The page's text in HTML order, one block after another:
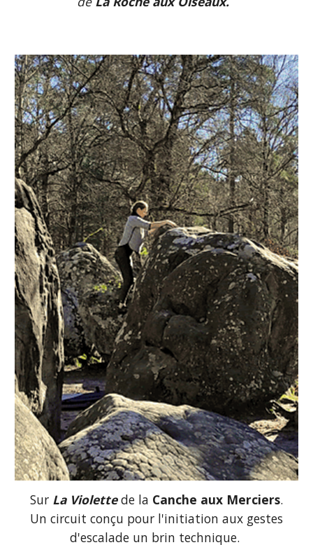
Sur La Violettede la Canche aux Merciers.
Un circuit conçu pour l'initiation aux gestes
d'escalade un brin technique.